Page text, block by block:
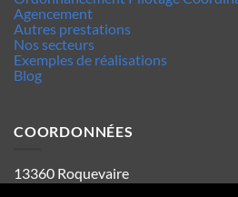
Agencement
Autres prestations
Nos secteurs
Exemples de réalisations
Blog
COORDONNÉES
13360 Roquevaire
Tel : 06.63.70.62.44